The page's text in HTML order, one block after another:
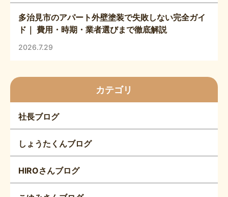
多治見市のアパート外壁塗装で失敗しない完全ガイ
ド｜ 費用・時期・業者選びまで徹底解説
2026.7.29
カテゴリ
社長ブログ
しょうたくんブログ
HIROさんブログ